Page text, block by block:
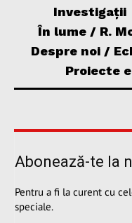
Investigații
În lume / R.
Despre noi /
Proiecte
Abonează-te la
Pentru a fi la curent cu
speciale.